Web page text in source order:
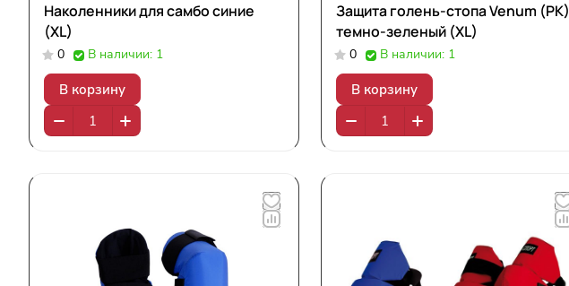
Наколенники для самбо синие
(XL)
0 В наличии: 1
В корзину
Защита голень-стопа Venum (РК)
темно-зеленый (XL)
0 В наличии: 1
В корзину